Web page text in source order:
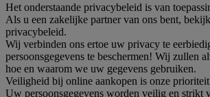
Het onderstaande privacybeleid is van
Als u een zakelijke partner van ons bent,
privacybeleid.
Wij verbinden ons ertoe uw privacy te
persoonsgegevens te beschermen! Wij zullen
hoe en waarom we uw gegevens gebruiken.
Veiligheid bij online aankopen is onze prioriteit
Uw persoonsgegevens worden veilig en strikt